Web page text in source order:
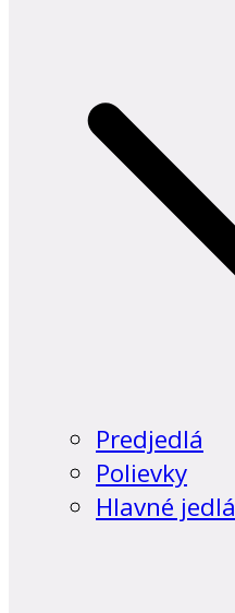
Predjedlá
Polievky
Hlavné jedlá